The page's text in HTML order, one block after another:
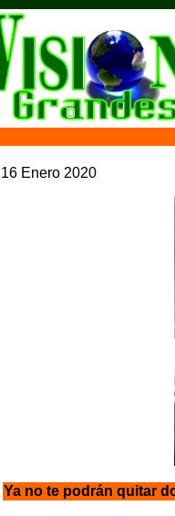
16 Enero 2020
Ya no te podrán quitar